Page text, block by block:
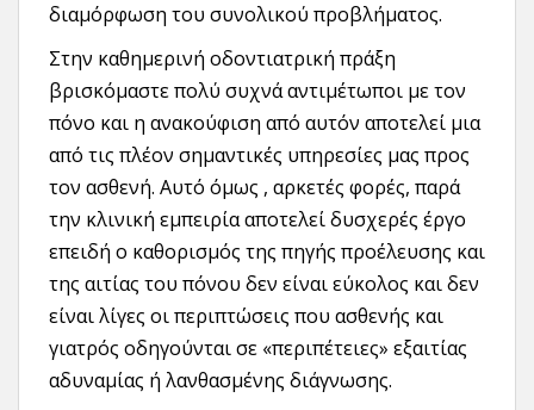
διαμόρφωση του συνολικού προβλήματος.
Στην καθημερινή οδοντιατρική πράξη
βρισκόμαστε πολύ συχνά αντιμέτωποι με τον
πόνο και η ανακούφιση από αυτόν αποτελεί μια
από τις πλέον σημαντικές υπηρεσίες μας προς
τον ασθενή. Αυτό όμως , αρκετές φορές, παρά
την κλινική εμπειρία αποτελεί δυσχερές έργο
επειδή ο καθορισμός της πηγής προέλευσης και
της αιτίας του πόνου δεν είναι εύκολος και δεν
είναι λίγες οι περιπτώσεις που ασθενής και
γιατρός οδηγούνται σε «περιπέτειες» εξαιτίας
αδυναμίας ή λανθασμένης διάγνωσης.